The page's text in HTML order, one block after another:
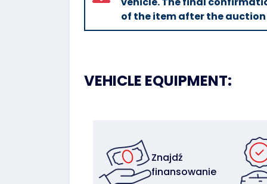
of the item after the auction
VEHICLE EQUIPMENT:
Znajdź
finansowanie